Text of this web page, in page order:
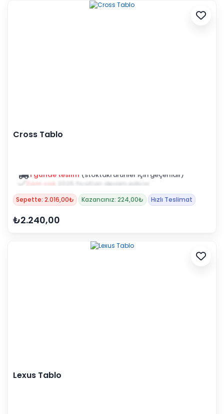
Cross Tablo
Zam yok 2025 fiyatları devam ediyor
Sepette: 2.016,00₺ Kazancınız: 224,00₺ Hızlı Teslimat
₺2.240,00
Lexus Tablo